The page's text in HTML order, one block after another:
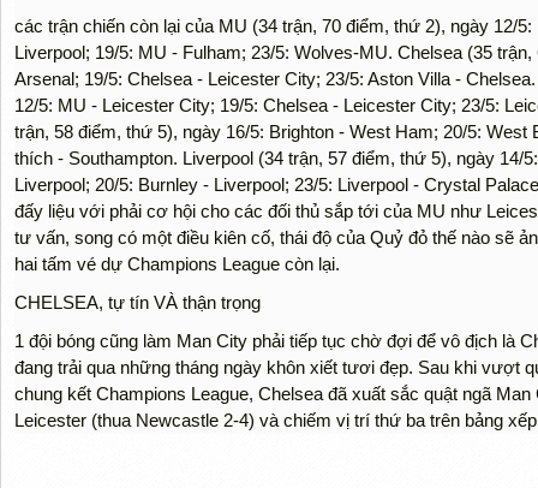
các trận chiến còn lại của MU (34 trận, 70 điểm, thứ 2), ngày 12/
Liverpool; 19/5: MU - Fulham; 23/5: Wolves-MU. Chelsea (35
Arsenal; 19/5: Chelsea - Leicester City; 23/5: Aston Villa -
12/5: MU - Leicester City; 19/5: Chelsea - Leicester City; 23/5:
trận, 58 điểm, thứ 5), ngày 16/5: Brighton - West Ham; 20/5:
thích - Southampton. Liverpool (34 trận, 57 điểm, thứ 5), ngày 14/
Liverpool; 20/5: Burnley - Liverpool; 23/5: Liverpool - Crystal
đấy liệu với phải cơ hội cho các đối thủ sắp tới của MU như
tư vấn, song có một điều kiên cố, thái độ của Quỷ đỏ thế nào sẽ
hai tấm vé dự Champions League còn lại.
CHELSEA, tự tín VÀ thận trọng
1 đội bóng cũng làm Man City phải tiếp tục chờ đợi để vô địch là
đang trải qua những tháng ngày khôn xiết tươi đẹp. Sau khi vượt
chung kết Champions League, Chelsea đã xuất sắc quật ngã
Leicester (thua Newcastle 2-4) và chiếm vị trí thứ ba trên bảng